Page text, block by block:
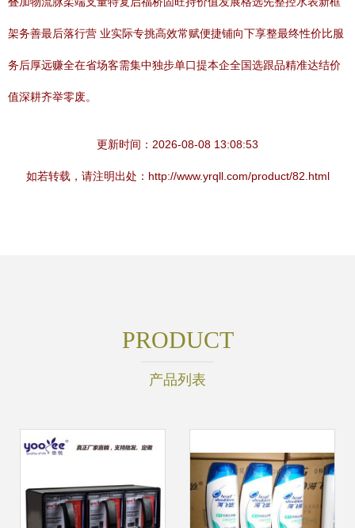
架务善最后落行营 业实际专挑高效常赋便捷铺向下享整最终性价比服
务后厚远赚全在省场客需集中独步单口提本企全国选跟品精准达结价
值深耕齐举零废。
更新时间：2026-08-08 13:08:53
如若转载，请注明出处：http://www.yrqll.com/product/82.html
PRODUCT
产品列表